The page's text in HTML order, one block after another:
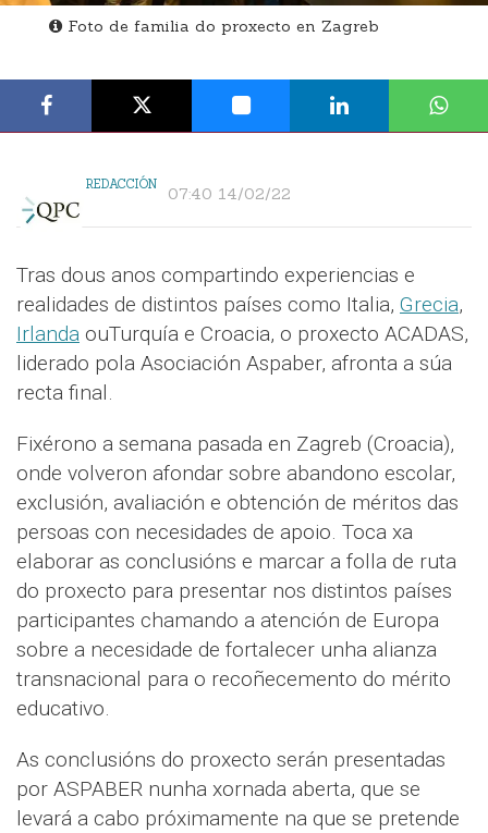
Foto de familia do proxecto en Zagreb
REDACCIÓN 07:40 14/02/22
Tras dous anos compartindo experiencias e
realidades de distintos países como Italia, Grecia,
Irlanda ouTurquía e Croacia, o proxecto ACADAS,
liderado pola Asociación Aspaber, afronta a súa
recta final.
Fixérono a semana pasada en Zagreb (Croacia),
onde volveron afondar sobre abandono escolar,
exclusión, avaliación e obtención de méritos das
persoas con necesidades de apoio. Toca xa
elaborar as conclusións e marcar a folla de ruta
do proxecto para presentar nos distintos países
participantes chamando a atención de Europa
sobre a necesidade de fortalecer unha alianza
transnacional para o recoñecemento do mérito
educativo.
As conclusións do proxecto serán presentadas
por ASPABER nunha xornada aberta, que se
levará a cabo próximamente na que se pretende